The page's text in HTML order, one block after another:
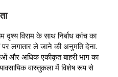
दृश्य विराम के साथ निर्बाध कांच का
लगातार ले जाने की अनुमति देना.
और अधिक एकीकृत बाहरी भाग का
वास्तुकला में विशेष रूप से